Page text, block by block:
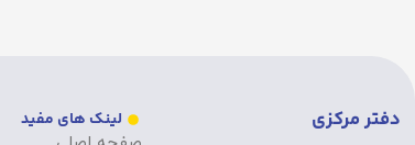
دفتر مرکزی لینک های مفید